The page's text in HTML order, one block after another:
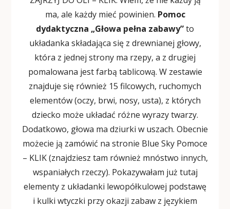
ma, ale każdy mieć powinien. Pomoc
dydaktyczna „Głowa pełna zabawy”to
układanka składająca się z drewnianej głowy,
która z jednej strony ma rzepy, a z drugiej
pomalowana jest farbą tablicową. W zestawie
znajduje się również 15 filcowych, ruchomych
elementów (oczy, brwi, nosy, usta), z których
dziecko może układać różne wyrazy twarzy.
Dodatkowo, głowa ma dziurki w uszach. Obecnie
możecie ją zamówić na stronie Blue Sky Pomoce
– KLIK(znajdziesz tam również mnóstwo innych,
wspaniałych rzeczy). Pokazywałam już tutaj
elementy z układanki lewopółkulowej podstawę
i kulki wtyczki przy okazji zabaw z językiem